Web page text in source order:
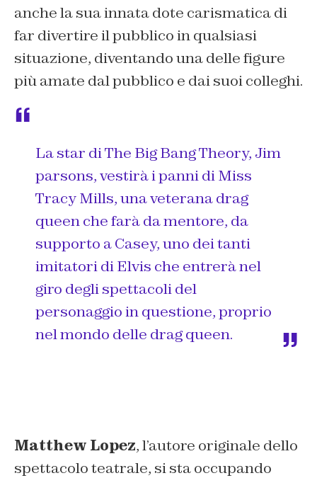
anche la sua innata dote carismatica di
far divertire il pubblico in qualsiasi
situazione, diventando una delle figure
più amate dal pubblico e dai suoi colleghi.
La star di The Big Bang Theory, Jim
parsons, vestirà i panni di Miss
Tracy Mills, una veterana drag
queen che farà da mentore, da
supporto a Casey, uno dei tanti
imitatori di Elvis che entrerà nel
giro degli spettacoli del
personaggio in questione, proprio
nel mondo delle drag queen.
Matthew Lopez, l’autore originale dello
spettacolo teatrale, si sta occupando